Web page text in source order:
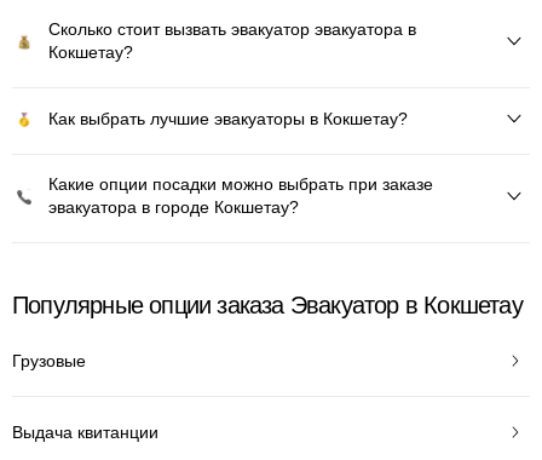
Сколько стоит вызвать эвакуатор эвакуатора в
Кокшетау?
Как выбрать лучшие эвакуаторы в Кокшетау?
Какие опции посадки можно выбрать при заказе
эвакуатора в городе Кокшетау?
Популярные опции заказа Эвакуатор в Кокшетау
Грузовые
Выдача квитанции